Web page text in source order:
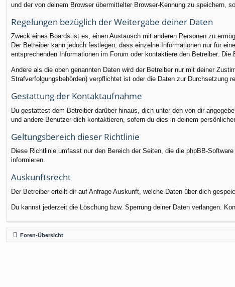
und der von deinem Browser übermittelter Browser-Kennung zu speichern,
Regelungen bezüglich der Weitergabe deiner Daten
Zweck eines Boards ist es, einen Austausch mit anderen Personen zu
Der Betreiber kann jedoch festlegen, dass einzelne Informationen nur für
entsprechenden Informationen im Forum oder kontaktiere den Betreiber.
Andere als die oben genannten Daten wird der Betreiber nur mit deiner
Strafverfolgungsbehörden) verpflichtet ist oder die Daten zur Durchsetzung
Gestattung der Kontaktaufnahme
Du gestattest dem Betreiber darüber hinaus, dich unter den von dir
und andere Benutzer dich kontaktieren, sofern du dies in deinem
Geltungsbereich dieser Richtlinie
Diese Richtlinie umfasst nur den Bereich der Seiten, die die phpBB-
informieren.
Auskunftsrecht
Der Betreiber erteilt dir auf Anfrage Auskunft, welche Daten über dich
Du kannst jederzeit die Löschung bzw. Sperrung deiner Daten verlangen.
Foren-Übersicht